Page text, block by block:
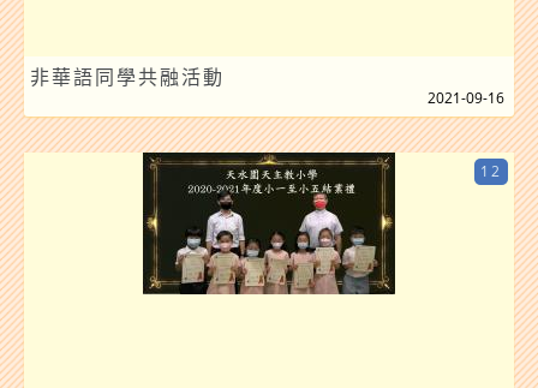
非華語同學共融活動
2021-09-16
12